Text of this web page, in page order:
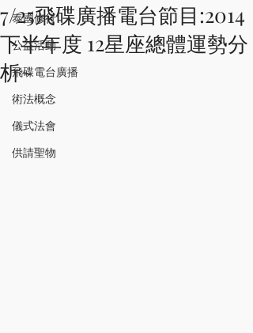
泰國修行
公益活動
飛碟電台廣播
術法概念
儀式法會
供請聖物
7/25飛碟廣播電台節目:2014
下半年度 12星座總體運勢分
析~